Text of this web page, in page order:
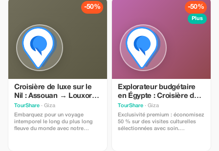
Church, the Citadel of Saladin, and
the Alabaster Mosque without the
-50%
Croisière de luxe sur le
Nil : Assouan → Louxor
en 5 jours (croisière 5
étoiles) (vol et croisière
améliorés)
TourShare · Giza
Embarquez pour un voyage
intemporel le long du plus long
fleuve du monde avec notre
-50%
Plus
Explorateur budgétaire
en Égypte : Croisière de
luxe sur le Nil –
Merveilles antiques –
GEM
TourShare · Giza
Exclusivité premium : économisez
50 % sur des visites culturelles
sélectionnées avec soin.